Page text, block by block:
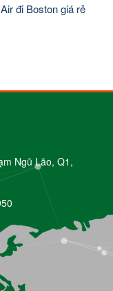
đi Boston giá rẻ
Ngũ Lão, Q1,